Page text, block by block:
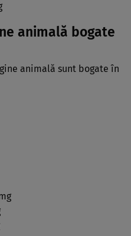
animală bogate
animală sunt bogate în